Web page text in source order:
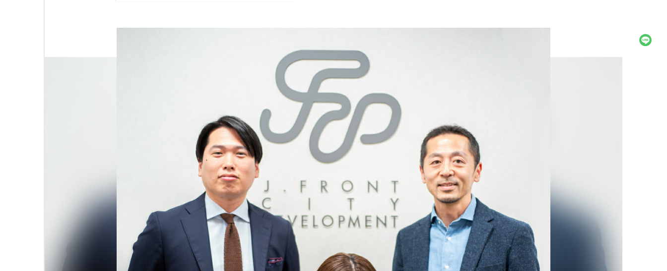
ジーと地域連携で街の魅力を最大化
未来をより良く、面白くするー 従業員のWillを起点に、スタートアッ
VIEW MORE
#DX #外部の知見
#ファッション
#自分事 #サービス
#新規事業
VIEW MORE
IR情報